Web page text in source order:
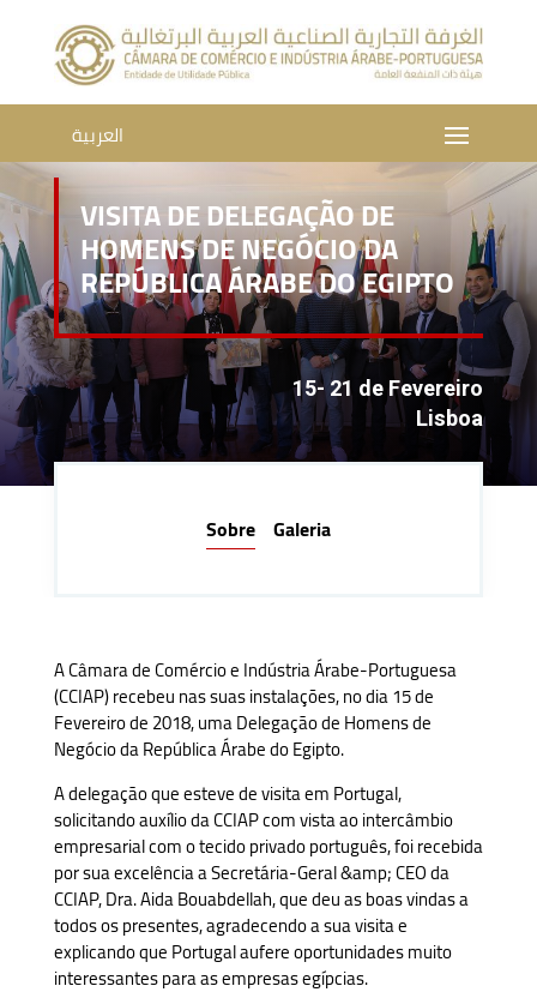
العربية
VISITA DE DELEGAÇÃO DE
HOMENS DE NEGÓCIO DA
REPÚBLICA ÁRABE DO EGIPTO
15- 21 de Fevereiro
Lisboa
Sobre Galeria
A Câmara de Comércio e Indústria Árabe-Portuguesa
(CCIAP) recebeu nas suas instalações, no dia 15 de
Fevereiro de 2018, uma Delegação de Homens de
Negócio da República Árabe do Egipto.
A delegação que esteve de visita em Portugal,
solicitando auxílio da CCIAP com vista ao intercâmbio
empresarial com o tecido privado português, foi recebida
por sua excelência a Secretária-Geral &amp; CEO da
CCIAP, Dra. Aida Bouabdellah, que deu as boas vindas a
todos os presentes, agradecendo a sua visita e
explicando que Portugal aufere oportunidades muito
interessantes para as empresas egípcias.